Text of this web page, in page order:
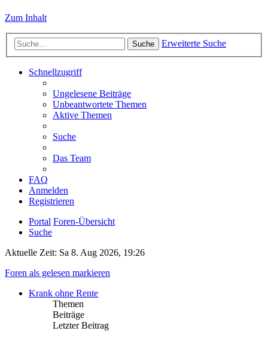
Zum Inhalt
Suche Erweiterte Suche
Schnellzugriff
Ungelesene Beiträge
Unbeantwortete Themen
Aktive Themen
Suche
Das Team
FAQ
Anmelden
Registrieren
Portal Foren-Übersicht
Suche
Aktuelle Zeit: Sa 8. Aug 2026, 19:26
Foren als gelesen markieren
Krank ohne Rente
Themen
Beiträge
Letzter Beitrag